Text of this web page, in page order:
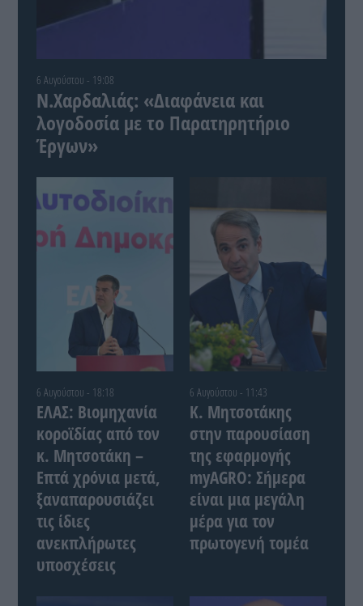
6 Αυγούστου - 19:08
Ν.Χαρδαλιάς: «Διαφάνεια και
λογοδοσία με το Παρατηρητήριο
Έργων»
6 Αυγούστου - 18:18
ΕΛΑΣ: Βιομηχανία
κοροϊδίας από τον
κ. Μητσοτάκη –
Επτά χρόνια μετά,
ξαναπαρουσιάζει
τις ίδιες
ανεκπλήρωτες
υποσχέσεις
6 Αυγούστου - 11:43
Κ. Μητσοτάκης
στην παρουσίαση
της εφαρμογής
myAGRO: Σήμερα
είναι μια μεγάλη
μέρα για τον
πρωτογενή τομέα